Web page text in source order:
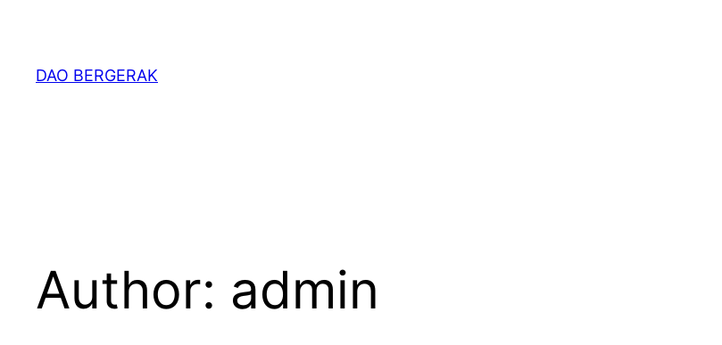
content
DAO BERGERAK
Author: admin